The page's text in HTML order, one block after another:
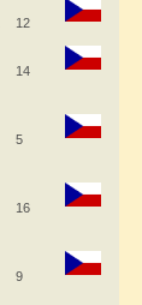
12
14
5
16
9